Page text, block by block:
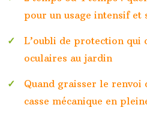
pour un usage intensif et
L’oubli de protection qui
oculaires au jardin
Quand graisser le renvoi
casse mécanique en